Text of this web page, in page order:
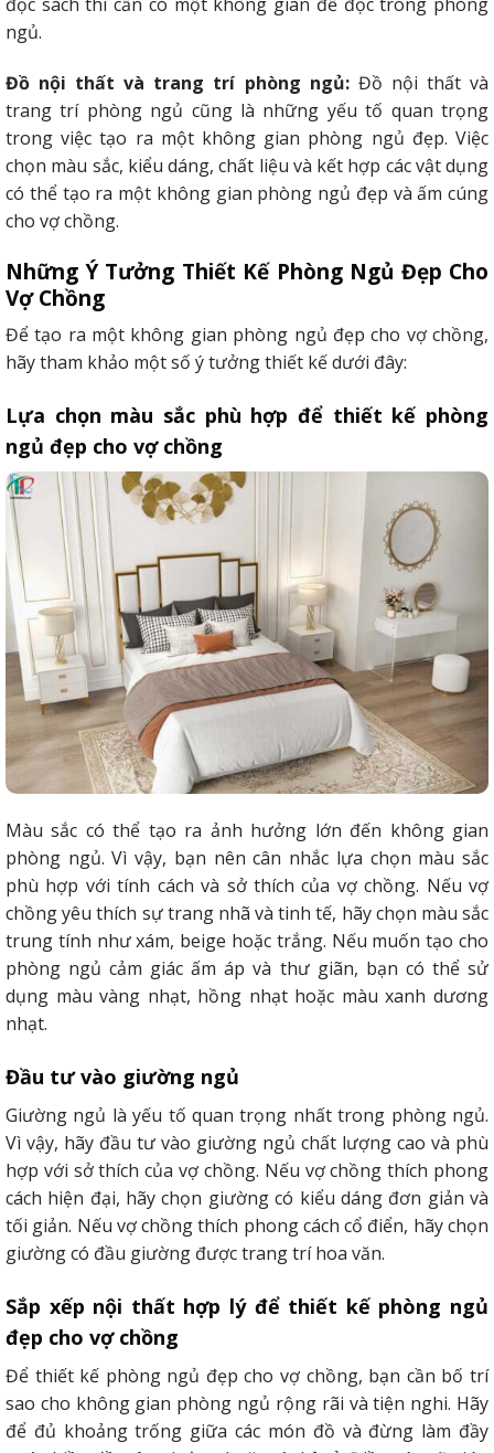
ngủ.
Đồ nội thất và trang trí phòng ngủ:Đồ nội thất và
trang trí phòng ngủ cũng là những yếu tố quan trọng
trong việc tạo ra một không gian phòng ngủ đẹp. Việc
chọn màu sắc, kiểu dáng, chất liệu và kết hợp các vật dụng
có thể tạo ra một không gian phòng ngủ đẹp và ấm cúng
cho vợ chồng.
Những Ý Tưởng Thiết Kế Phòng Ngủ Đẹp Cho
Vợ Chồng
Để tạo ra một không gian phòng ngủ đẹp cho vợ chồng,
hãy tham khảo một số ý tưởng thiết kế dưới đây:
Lựa chọn màu sắc phù hợp để thiết kế phòng
ngủ đẹp cho vợ chồng
Màu sắc có thể tạo ra ảnh hưởng lớn đến không gian
phòng ngủ. Vì vậy, bạn nên cân nhắc lựa chọn màu sắc
phù hợp với tính cách và sở thích của vợ chồng. Nếu vợ
chồng yêu thích sự trang nhã và tinh tế, hãy chọn màu sắc
trung tính như xám, beige hoặc trắng. Nếu muốn tạo cho
phòng ngủ cảm giác ấm áp và thư giãn, bạn có thể sử
dụng màu vàng nhạt, hồng nhạt hoặc màu xanh dương
nhạt.
Đầu tư vào giường ngủ
Giường ngủ là yếu tố quan trọng nhất trong phòng ngủ.
Vì vậy, hãy đầu tư vào giường ngủ chất lượng cao và phù
hợp với sở thích của vợ chồng. Nếu vợ chồng thích phong
cách hiện đại, hãy chọn giường có kiểu dáng đơn giản và
tối giản. Nếu vợ chồng thích phong cách cổ điển, hãy chọn
giường có đầu giường được trang trí hoa văn.
Sắp xếp nội thất hợp lý để thiết kế phòng ngủ
đẹp cho vợ chồng
Để thiết kế phòng ngủ đẹp cho vợ chồng, bạn cần bố trí
sao cho không gian phòng ngủ rộng rãi và tiện nghi. Hãy
để đủ khoảng trống giữa các món đồ và đừng làm đầy